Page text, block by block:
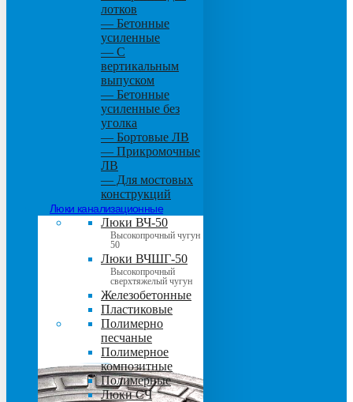
лотков
— Бетонные
усиленные
— С
вертикальным
выпуском
— Бетонные
усиленные без
уголка
— Бортовые ЛВ
— Прикромочные
ЛВ
— Для мостовых
конструкций
Люки канализационные
Люки ВЧ-50
Высокопрочный чугун
50
Люки ВЧШГ-50
Высокопрочный
сверхтяжелый чугун
Железобетонные
Пластиковые
Полимерно
песчаные
Полимерное
композитные
Полимерные
Люки СЧ